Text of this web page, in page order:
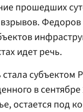
прошедших
идет речь.
субъектом
в сентябре
остается под